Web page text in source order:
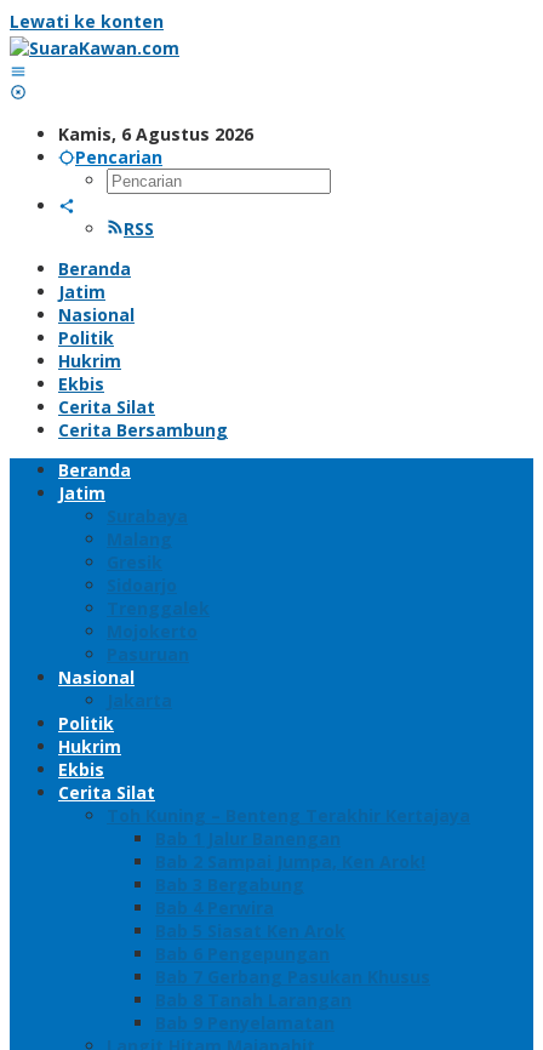
Lewati ke konten
Kamis, 6 Agustus 2026
Pencarian
RSS
Beranda
Jatim
Nasional
Politik
Hukrim
Ekbis
Cerita Silat
Cerita Bersambung
Beranda
Jatim
Surabaya
Malang
Gresik
Sidoarjo
Trenggalek
Mojokerto
Pasuruan
Nasional
Jakarta
Politik
Hukrim
Ekbis
Cerita Silat
Toh Kuning – Benteng Terakhir Kertajaya
Bab 1 Jalur Banengan
Bab 2 Sampai Jumpa, Ken Arok!
Bab 3 Bergabung
Bab 4 Perwira
Bab 5 Siasat Ken Arok
Bab 6 Pengepungan
Bab 7 Gerbang Pasukan Khusus
Bab 8 Tanah Larangan
Bab 9 Penyelamatan